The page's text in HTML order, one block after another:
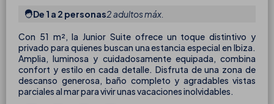
De 1 a 2 personas2 adultos máx.
Con 51 m², la Junior Suite ofrece un toque distintivo y
privado para quienes buscan una estancia especial en Ibiza.
Amplia, luminosa y cuidadosamente equipada, combina
confort y estilo en cada detalle. Disfruta de una zona de
descanso generosa, baño completo y agradables vistas
parciales al mar para vivir unas vacaciones inolvidables.